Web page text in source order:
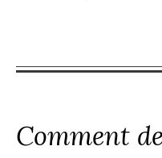
Comment